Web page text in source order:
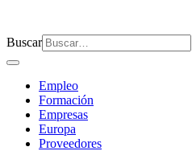
Buscar
Empleo
Formación
Empresas
Europa
Proveedores